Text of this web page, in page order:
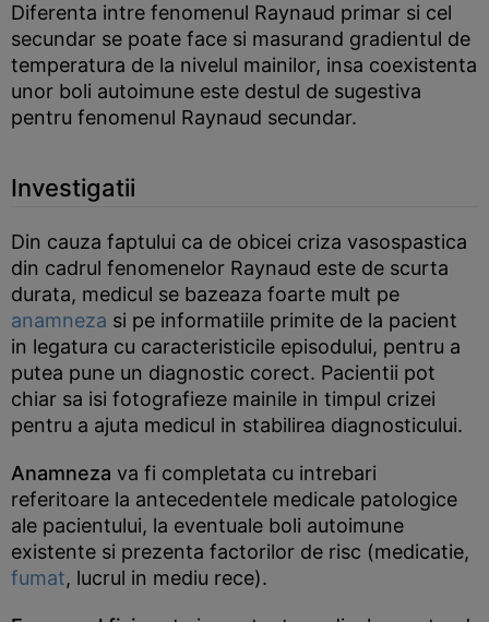
Diferenta intre fenomenul Raynaud primar si cel
secundar se poate face si masurand gradientul de
temperatura de la nivelul mainilor, insa coexistenta
unor boli autoimune este destul de sugestiva
pentru fenomenul Raynaud secundar.
Investigatii
Din cauza faptului ca de obicei criza vasospastica
din cadrul fenomenelor Raynaud este de scurta
durata, medicul se bazeaza foarte mult pe
anamneza si pe informatiile primite de la pacient
in legatura cu caracteristicile episodului, pentru a
putea pune un diagnostic corect. Pacientii pot
chiar sa isi fotografieze mainile in timpul crizei
pentru a ajuta medicul in stabilirea diagnosticului.
Anamneza va fi completata cu intrebari
referitoare la antecedentele medicale patologice
ale pacientului, la eventuale boli autoimune
existente si prezenta factorilor de risc (medicatie,
fumat, lucrul in mediu rece).